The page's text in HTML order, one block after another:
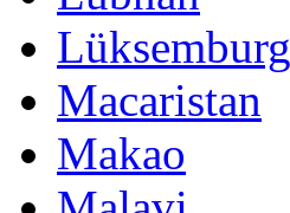
Lüksemburg
Macaristan
Makao